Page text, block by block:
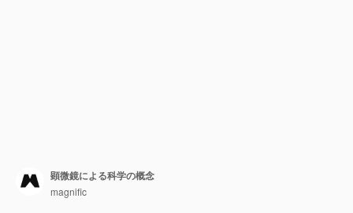
顕微鏡による科学の概念
magnific